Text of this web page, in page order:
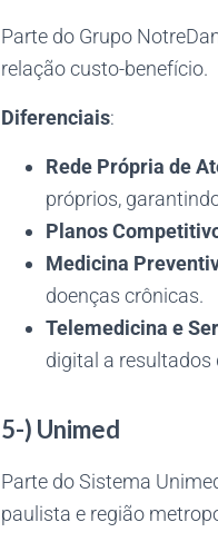
Parte do Grupo
relação custo-benefício.
Diferenciais:
Rede Própria de
próprios,
Planos
Medicina
doenças crônicas.
Telemedicina e
digital a resultados
5-) Unimed
Parte do Sistema
paulista e região